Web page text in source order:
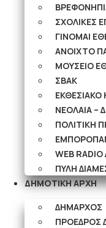
ΣΧΟΛΙΚΕΣ
ΓΙΝΟΜΑΙ
ΑΝΟΙΧΤΟ
ΜΟΥΣΕΙΟ
ΣΒΑΚ
ΝΕΟΛΑΙA –
ΠΟΛΙΤΙΚΗ
WEB
ΠΥΛΗ
ΔΗΜΟΤΙΚΗ ΑΡΧΗ
ΔΗΜΑΡΧΟΣ
ΠΡΟΕΔΡΟΣ